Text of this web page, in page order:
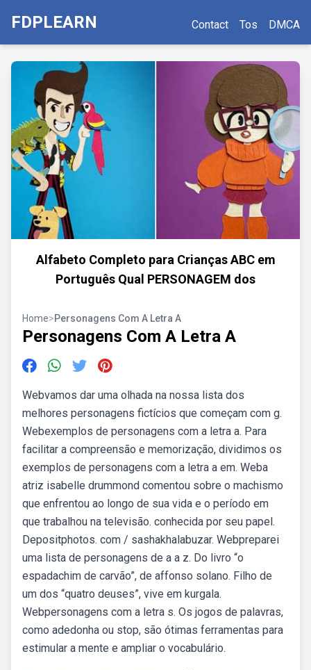
FDPLEARN Contact Tos DMCA
Alfabeto Completo para Crianças ABC em
Português Qual PERSONAGEM dos
Home>Personagens Com A Letra A
Personagens Com A Letra A
Webvamos dar uma olhada na nossa lista dos
melhores personagens fictícios que começam com g.
Webexemplos de personagens com a letra a. Para
facilitar a compreensão e memorização, dividimos os
exemplos de personagens com a letra a em. Weba
atriz isabelle drummond comentou sobre o machismo
que enfrentou ao longo de sua vida e o período em
que trabalhou na televisão. conhecida por seu papel.
Depositphotos. com / sashakhalabuzar. Webpreparei
uma lista de personagens de a a z. Do livro “o
espadachim de carvão”, de affonso solano. Filho de
um dos “quatro deuses”, vive em kurgala.
Webpersonagens com a letra s. Os jogos de palavras,
como adedonha ou stop, são ótimas ferramentas para
estimular a mente e ampliar o vocabulário.